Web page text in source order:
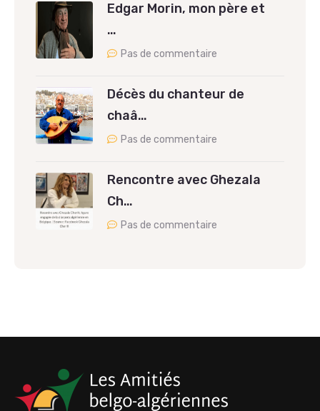
Edgar Morin, mon père et
…
Pas de commentaire
Décès du chanteur de
chaâ…
Pas de commentaire
Rencontre avec Ghezala
Ch…
Pas de commentaire